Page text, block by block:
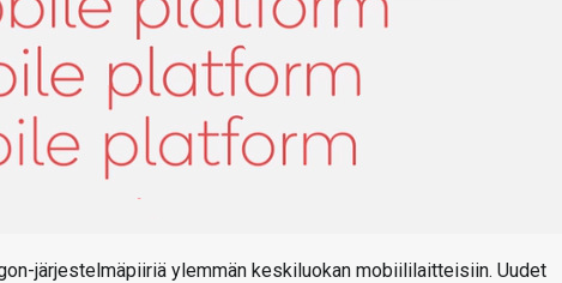
järjestelmäpiiriä ylemmän keskiluokan mobiililaitteisiin. Uudet